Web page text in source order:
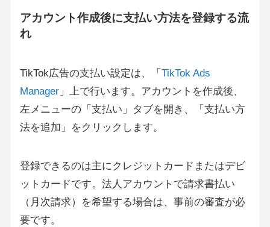
アカウント作成後に支払い方法を登録する流
れ
TikTok広告の支払い設定は、「 TikTok Ads
Manager」上で行います。アカウントを作成後、
左メニューの「支払い」タブを開き、「支払い方
法を追加」をクリックします。
登録できるのは主にクレジットカードまたはデビ
ットカードです。法人アカウントで請求書払い
（月次請求）を希望する場合は、事前の審査が必
要です。